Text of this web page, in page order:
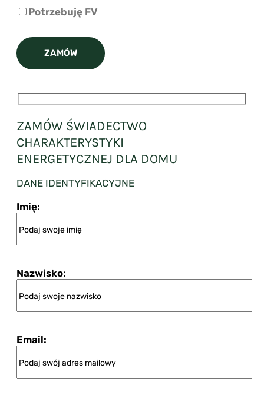
Potrzebuję FV
ZAMÓW ŚWIADECTWO
CHARAKTERYSTYKI
ENERGETYCZNEJ DLA DOMU
DANE IDENTYFIKACYJNE
Imię:
Nazwisko:
Email: